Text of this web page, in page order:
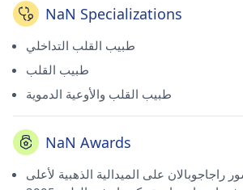
NaN Specializations
طبيب القلب التداخلي
طبيب القلب
طبيب القلب والأوعية الدموية
NaN Awards
راجاجوبالان على الميدالية الذهبية لأعلى